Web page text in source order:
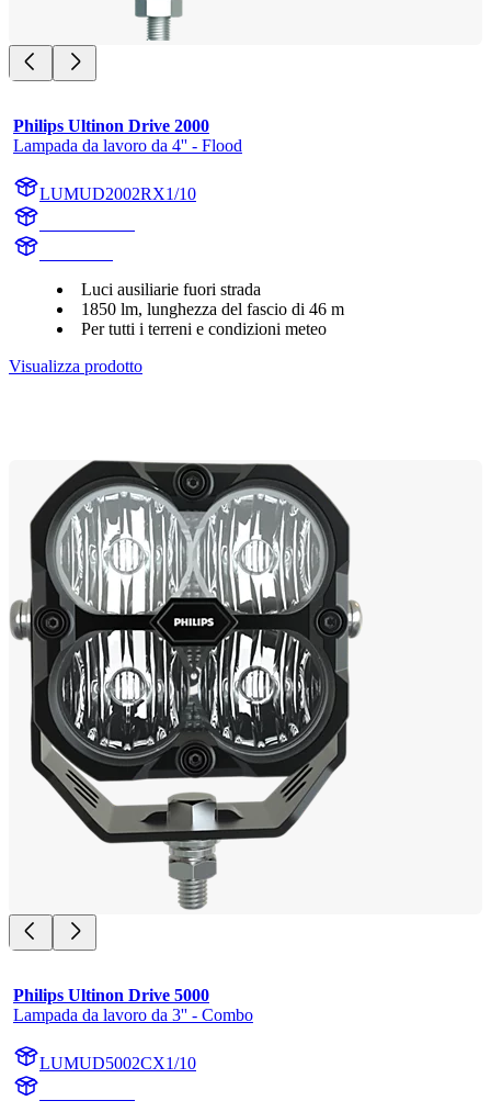
Philips Ultinon Drive 2000
Lampada da lavoro da 4'' - Flood
LUMUD2002RX1/10
Luci ausiliarie fuori strada
1850 lm, lunghezza del fascio di 46 m
Per tutti i terreni e condizioni meteo
Visualizza prodotto
Philips Ultinon Drive 5000
Lampada da lavoro da 3'' - Combo
LUMUD5002CX1/10